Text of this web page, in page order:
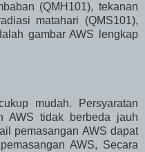
(QMH101), tekanan
matahari (QMS101),
gambar AWS lengkap
mudah. Persyaratan
AWS tidak berbeda jauh
pemasangan AWS dapat
AWS, Secara